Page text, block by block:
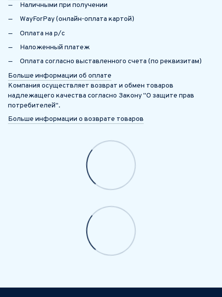
Наличными при получении
WayForPay (онлайн-оплата картой)
Оплата на р/с
Наложенный платеж
Оплата согласно выставленного счета (по реквизитам)
Больше информации об оплате
Компания осуществляет возврат и обмен товаров
надлежащего качества согласно Закону "О защите прав
потребителей".
Больше информации о возврате товаров